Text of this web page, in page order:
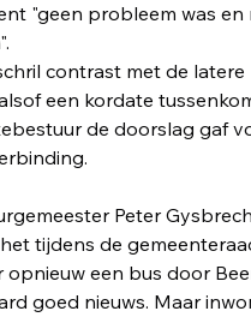
"geen probleem was en
contrast met de latere
een kordate
de doorslag gaf
Peter
tijdens de
opnieuw een bus door
goed nieuws. Maar